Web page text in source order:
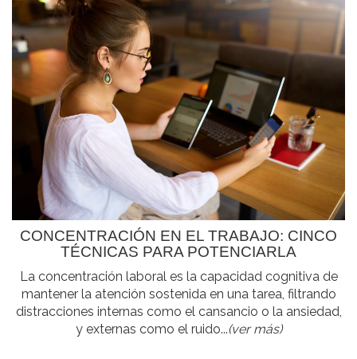
CONCENTRACIÓN EN EL TRABAJO: CINCO
TÉCNICAS PARA POTENCIARLA
La concentración laboral es la capacidad cognitiva de
mantener la atención sostenida en una tarea, filtrando
distracciones internas como el cansancio o la ansiedad,
y externas como el ruido...(ver más)